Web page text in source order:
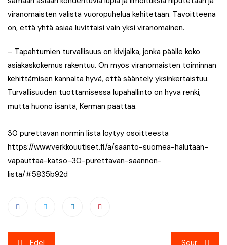
viranomaisten välistä vuoropuhelua kehitetään. Tavoitteena
on, että yhtä asiaa luvittaisi vain yksi viranomainen.
– Tapahtumien turvallisuus on kivijalka, jonka päälle koko
asiakaskokemus rakentuu. On myös viranomaisten toiminnan
kehittämisen kannalta hyvä, että sääntely yksinkertaistuu.
Turvallisuuden tuottamisessa lupahallinto on hyvä renki,
mutta huono isäntä, Kerman päättää.
30 purettavan normin lista löytyy osoitteesta
https://www.verkkouutiset.fi/a/saanto-suomea-halutaan-
vapauttaa-katso-30-purettavan-saannon-
lista/#5835b92d
Artikkelien
Edel Seur